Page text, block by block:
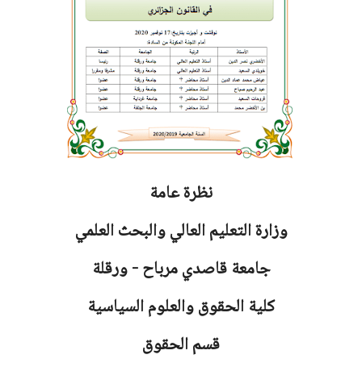
نظرة عامة
وزارة التعليم العالي والبحث العلمي
جامعةقاصدي مرباح - ورقلة
كلية الحقوق والعلوم السياسية
قسم الحقوق